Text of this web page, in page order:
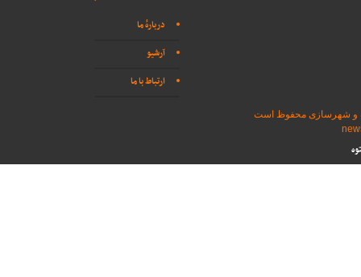
دربارهٔ ما
آرشیو
ارتباط با ما
و شهرسازی محفوظ است